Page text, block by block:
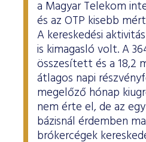
a Magyar Telekom
és az OTP kisebb
A kereskedési
is kimagasló volt. A
összesített és a 18,2
átlagos napi
megelőző hónap
nem érte el, de az
bázisnál érdemben
brókercégek